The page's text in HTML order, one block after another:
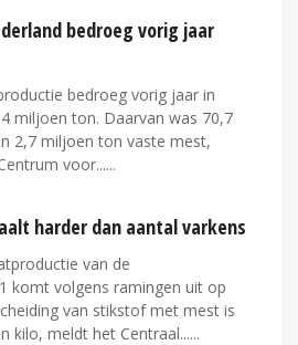
bedroeg vorig jaar
bedroeg vorig jaar in
miljoen ton. Daarvan was 70,7
2,7 miljoen ton vaste mest,
voor...
harder dan aantal varkens
van de
komt volgens ramingen uit op
van stikstof met mest is
kilo, meldt het Centraal...